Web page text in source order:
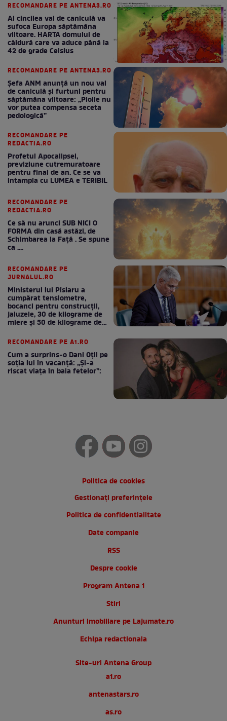
RECOMANDARE PE ANTENA3.RO
Al cincilea val de caniculă va
sufoca Europa săptămâna
viitoare. HARTA domului de
căldură care va aduce până la
42 de grade Celsius
RECOMANDARE PE ANTENA3.RO
Șefa ANM anunță un nou val
de caniculă și furtuni pentru
săptămâna viitoare: „Ploile nu
vor putea compensa seceta
pedologică”
RECOMANDARE PE
REDACTIA.RO
Profetul Apocalipsei,
previziune cutremuratoare
pentru final de an. Ce se va
intampla cu LUMEA e TERIBIL
RECOMANDARE PE
REDACTIA.RO
Ce să nu arunci SUB NICI O
FORMA din casă astăzi, de
Schimbarea la Față . Se spune
ca ....
RECOMANDARE PE
JURNALUL.RO
Ministerul lui Pîslaru a
cumpărat tensiometre,
bocanci pentru construcții,
jaluzele, 30 de kilograme de
miere și 50 de kilograme de
RECOMANDARE PE A1.RO
Cum a surprins-o Dani Oțil pe
soția lui în vacanță: „Și-a
riscat viața în baia fetelor”:
Politica de cookies
Gestionați preferințele
Politica de confidentialitate
Date companie
RSS
Despre cookie
Program Antena 1
Stiri
Anunturi imobiliare pe Lajumate.ro
Echipa redactionala
Site-uri Antena Group
a1.ro
antenastars.ro
as.ro